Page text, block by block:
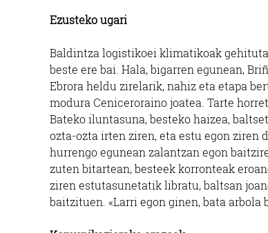
Ezusteko ugari
Baldintza logistikoei klimatikoak
beste ere bai. Hala, bigarren egunean,
Ebrora heldu zirelarik, nahiz eta etapa
modura Ceniceroraino joatea. Tarte
Bateko iluntasuna, besteko haizea,
ozta-ozta irten ziren, eta estu egon ziren
hurrengo egunean zalantzan egon
zuten bitartean, besteek korronteak
ziren estutasunetatik libratu, baltsan
baitzituen. «Larri egon ginen, bata